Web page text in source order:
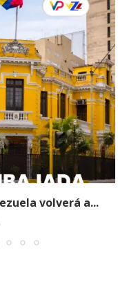
volverá a...